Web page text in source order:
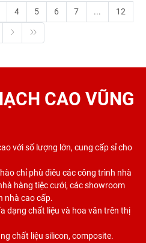
4 5 6 7 ... 12
CAO VŨNG
với số lượng lớn, cung cấp sỉ cho
chỉ phù điêu các công trình nhà
hàng tiệc cưới, các showroom
nhà cao cấp.
dạng chất liệu và hoa văn trên thị
chất liệu silicon, composite.